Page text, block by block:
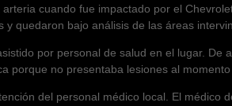
cuando fue impactado por el
quedaron bajo análisis de las áreas
por personal de salud en el lugar. De
porque no presentaba lesiones al
del personal médico local. El médico